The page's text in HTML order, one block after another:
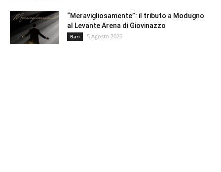
“Meravigliosamente”: il tributo a Modugno
al Levante Arena di Giovinazzo
Bari 5 Agosto 2026